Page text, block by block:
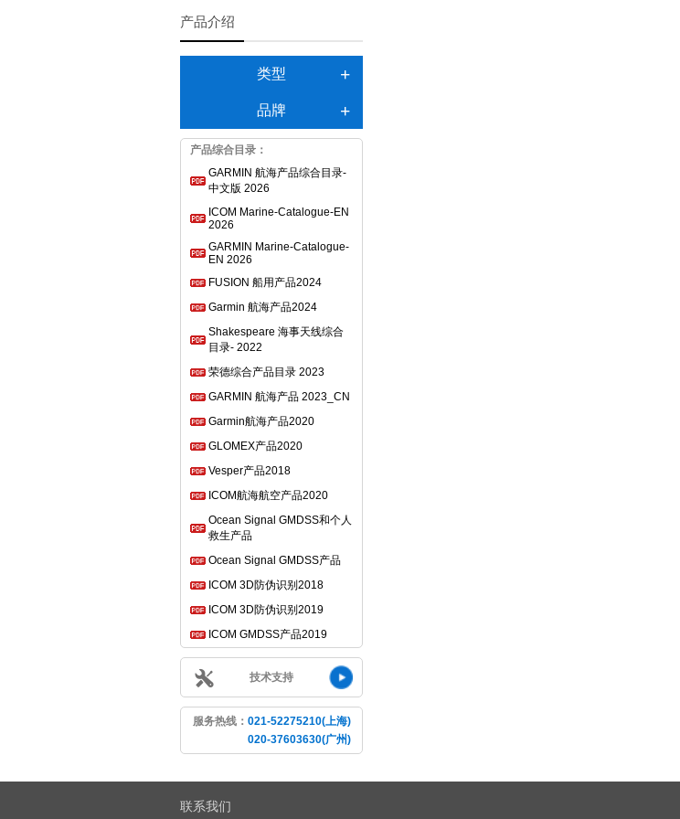
产品介绍
类型
品牌
产品综合目录：
GARMIN 航海产品综合目录-
中文版 2026
ICOM Marine-Catalogue-EN
2026
GARMIN Marine-Catalogue-
EN 2026
FUSION 船用产品2024
Garmin 航海产品2024
Shakespeare 海事天线综合
目录- 2022
荣德综合产品目录 2023
GARMIN 航海产品 2023_CN
Garmin航海产品2020
GLOMEX产品2020
Vesper产品2018
ICOM航海航空产品2020
Ocean Signal GMDSS和个人
救生产品
Ocean Signal GMDSS产品
ICOM 3D防伪识别2018
ICOM 3D防伪识别2019
ICOM GMDSS产品2019
技术支持
服务热线： 021-52275210(上海)
020-37603630(广州)
联系我们